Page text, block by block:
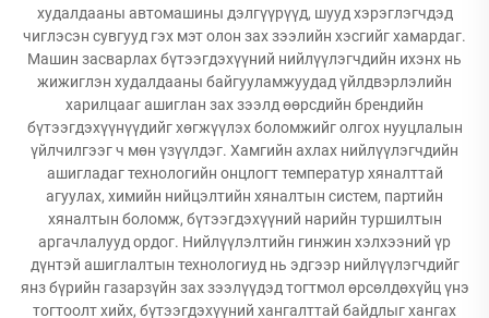
худалдааны автомашины дэлгүүрүүд, шууд хэрэглэгчдэд
чиглэсэн сувгууд гэх мэт олон зах зээлийн хэсгийг хамардаг.
Машин засварлах бүтээгдэхүүний нийлүүлэгчдийн ихэнх нь
жижиглэн худалдааны байгууламжуудад үйлдвэрлэлийн
харилцааг ашиглан зах зээлд өөрсдийн брендийн
бүтээгдэхүүнүүдийг хөгжүүлэх боломжийг олгох нууцлалын
үйлчилгээг ч мөн үзүүлдэг. Хамгийн ахлах нийлүүлэгчдийн
ашигладаг технологийн онцлогт температур хяналттай
агуулах, химийн нийцэлтийн хяналтын систем, партийн
хяналтын боломж, бүтээгдэхүүний нарийн туршилтын
аргачлалууд ордог. Нийлүүлэлтийн гинжин хэлхээний үр
дүнтэй ашиглалтын технологиуд нь эдгээр нийлүүлэгчдийг
янз бүрийн газарзүйн зах зээлүүдэд тогтмол өрсөлдөхүйц үнэ
тогтоолт хийх, бүтээгдэхүүний хангалттай байдлыг хангах